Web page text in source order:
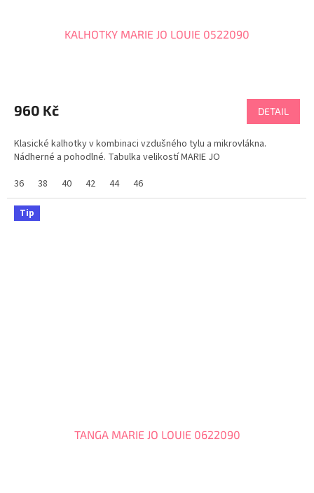
KALHOTKY MARIE JO LOUIE 0522090
produktu
je
z
5
960 Kč DETAIL
Klasické kalhotky v kombinaci vzdušného tylu a mikrovlákna.
Nádherné a pohodlné. Tabulka velikostí MARIE JO
36
38 40 42 44 46
Tip
TANGA MARIE JO LOUIE 0622090